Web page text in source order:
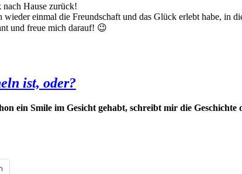
Hause zurück!
einmal die Freundschaft und das Glück erlebt habe, in
und freue mich darauf! 😉
ist, oder?
ein Smile im Gesicht gehabt, schreibt mir die